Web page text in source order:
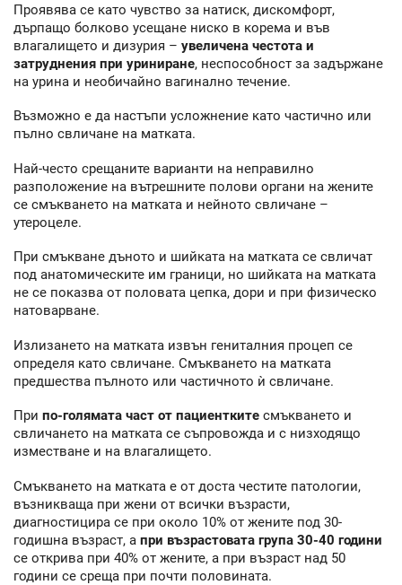
Проявява се като чувство за натиск, дискомфорт,
дърпащо болково усещане ниско в корема и във
влагалището и дизурия – увеличена честота и
затруднения при уриниране, неспособност за задържане
на урина и необичайно вагинално течение.
Възможно е да настъпи усложнение като частично или
пълно свличане на матката.
Най-често срещаните варианти на неправилно
разположение на вътрешните полови органи на жените
се смъкването на матката и нейното свличане –
утероцеле.
При смъкване дъното и шийката на матката се свличат
под анатомическите им граници, но шийката на матката
не се показва от половата цепка, дори и при физическо
натоварване.
Излизането на матката извън гениталния процеп се
определя като свличане. Смъкването на матката
предшества пълното или частичното ѝ свличане.
При по-голямата част от пациентките смъкването и
свличането на матката се съпровожда и с низходящо
изместване и на влагалището.
Смъкването на матката е от доста честите патологии,
възникваща при жени от всички възрасти,
диагностицира се при около 10% от жените под 30-
годишна възраст, а при възрастовата група 30-40 години
се открива при 40% от жените, а при възраст над 50
години се среща при почти половината.